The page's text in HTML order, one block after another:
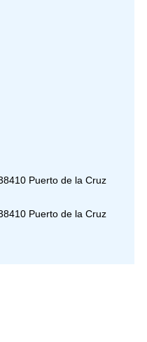
Puerto de la Cruz
Puerto de la Cruz